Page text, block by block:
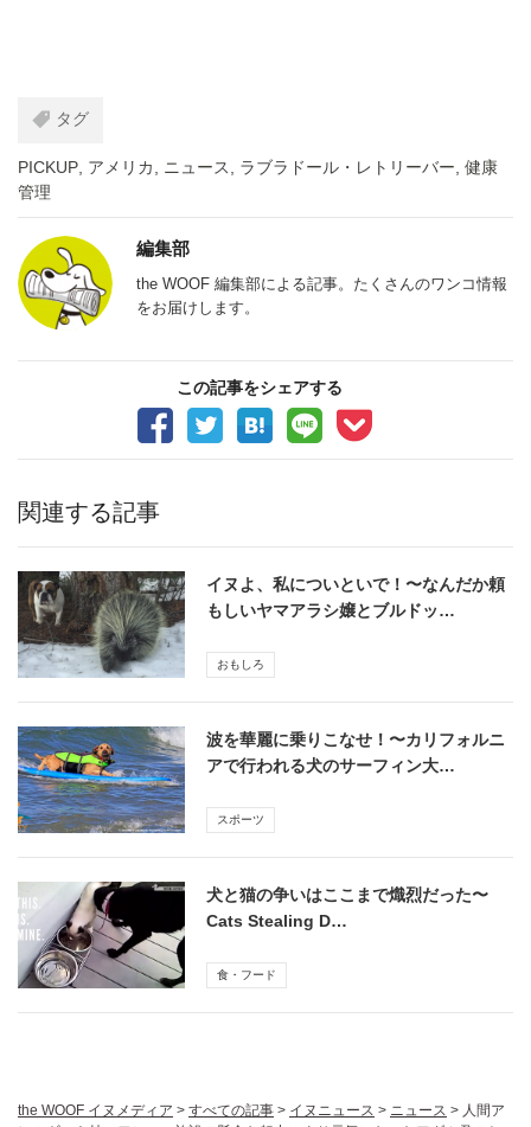
タグ
PICKUP アメリカ ニュース ラブラドール・レトリーバー 健康
管理
編集部
the WOOF 編集部による記事。たくさんのワンコ情報
をお届けします。
この記事をシェアする
関連する記事
イヌよ、私についといで！〜なんだか頼
もしいヤマアラシ嬢とブルドッ…
おもしろ
波を華麗に乗りこなせ！〜カリフォルニ
アで行われる犬のサーフィン大…
スポーツ
犬と猫の争いはここまで熾烈だった〜
Cats Stealing D…
食・フード
the WOOF イヌメディア > すべての記事 > イヌニュース > ニュース > 人間ア